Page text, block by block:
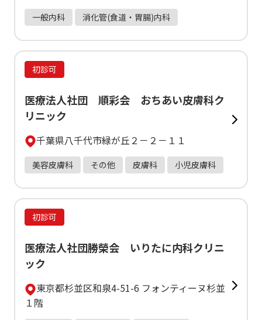
一般内科 消化管(食道・胃腸)内科
初診可
医療法人社団 順彩会 おちあい皮膚科ク
リニック
千葉県八千代市緑が丘２－２－１１
美容皮膚科 その他 皮膚科 小児皮膚科
初診可
医療法人社団勝榮会 いりたに内科クリニ
ック
東京都杉並区和泉4-51-6 フォンティーヌ杉並
１階